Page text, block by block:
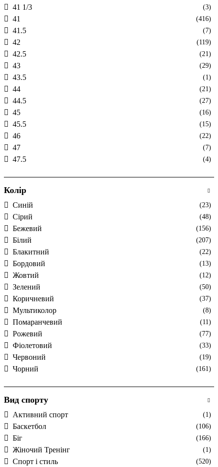
41 1/3 (3)
41 (416)
41.5 (7)
42 (119)
42.5 (21)
43 (29)
43.5 (1)
44 (21)
44.5 (27)
45 (16)
45.5 (15)
46 (22)
47 (7)
47.5 (4)
Колір
Cиній (23)
Cірий (48)
Бежевий (156)
Білий (207)
Блакитний (22)
Бордовий (13)
Жовтий (12)
Зелений (50)
Коричневий (37)
Мультиколор (8)
Помаранчевий (11)
Рожевий (77)
Фіолетовий (33)
Червоний (19)
Чорний (161)
Вид спорту
Активний спорт (1)
Баскетбол (106)
Біг (166)
Жіночий Тренінг (1)
Спорт і стиль (520)